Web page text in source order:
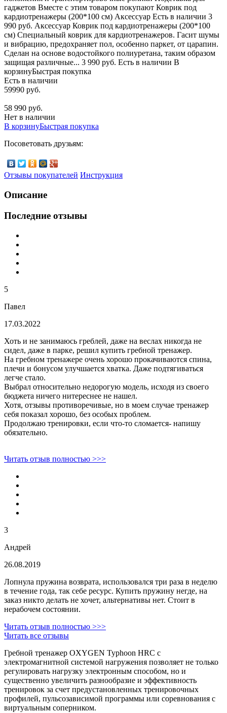
гаджетов Вместе с этим товаром покупают Коврик под
кардиотренажеры (200*100 см) Аксессуар Есть в наличии 3
990 руб. Аксессуар Коврик под кардиотренажеры (200*100
см) Специальный коврик для кардиотренажеров. Гасит шумы
и вибрацию, предохраняет пол, особенно паркет, от царапин.
Сделан на основе водостойкого полиуретана, таким образом
защищая различные... 3 990 руб. Есть в наличии В
корзинуБыстрая покупка
Есть в наличии
59990 руб.
58 990 руб.
Нет в наличии
В корзинуБыстрая покупка
Посоветовать друзьям:
Отзывы покупателей Инструкция
Описание
Последние отзывы
5
Павел
17.03.2022
Хоть и не занимаюсь греблей, даже на веслах никогда не
сидел, даже в парке, решил купить гребной тренажер.
На гребном тренажере очень хорошо прокачиваются спина,
плечи и бонусом улучшается хватка. Даже подтягиваться
легче стало.
Выбрал относительно недорогую модель, исходя из своего
бюджета ничего нитереснее не нашел.
Хотя, отзывы противоречивые, но в моем случае тренажер
себя показал хорошо, без особых проблем.
Продолжаю тренировки, если что-то сломается- напишу
обязательно.
Читать отзыв полностью >>>
3
Андрей
26.08.2019
Лопнула пружина возврата, использовался три раза в неделю
в течение года, так себе ресурс. Купить пружину негде, на
заказ никто делать не хочет, альтернативы нет. Стоит в
нерабочем состоянии.
Читать отзыв полностью >>>
Читать все отзывы
Гребной тренажер OXYGEN Typhoon HRC c
электромагнитной системой нагружения позволяет не только
регулировать нагрузку электронным способом, но и
существенно увеличить разнообразие и эффективность
тренировок за счет предустановленных тренировочных
профилей, пульсозависимой программы или соревнования с
виртуальным соперником.